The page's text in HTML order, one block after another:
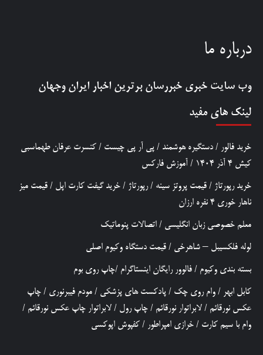
درباره ما
وب سایت خبری خبررسان برترین اخبار ایران وجهان
لینک های مفید
خرید فالور / دستگیره هوشمند / پی آر پی چیست / کنسرت عرفان طهماسبی
کیش 4 آذر 1404
/ آموزش فارکس
خرید رپورتاژ / قیمت پروتز سینه /رپورتاژ / خرید گیفت کارت اپل / قیمت میز
ناهار خوری 4 نفره ارزان
معلم خصوصی زبان انگلیسی / اتصالات پنوماتیک
لوله فلکسیبل – شاهرخی / قیمت دستگاه وکیوم اصلی
بسته بندی وکیوم / فالوور رایگان اینستاگرام /چاپ روی بوم
کابل ابهر / وام روی چک / پادکست های پزشکی / مودم فیبرنوری / چاپ
عکس نورقائم / لابراتوار نورقائم / چاپ رول / لابراتوار چاپ عکس نورقائم /
وام با سیم کارت / خرازی امپراطور / کفپوش اپوکسی